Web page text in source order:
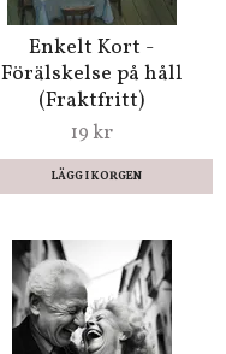
Enkelt Kort -
Förälskelse på håll
(Fraktfritt)
19 kr